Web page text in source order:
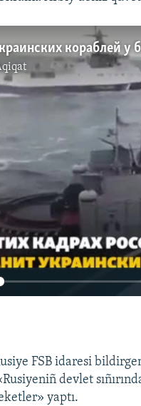
No
FSB idaresi
devlet
yaptı.